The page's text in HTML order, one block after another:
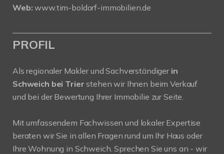
Web:www.tim-boldorf-immobilien.de
PROFIL
Als regionaler Makler und Sachverständigerin
Schweich bei Trierstehen wir Ihnen beim Verkauf
und bei der Bewertung Ihrer Immobilie zur Seite.
Mit umfassendem Fachwissen und lokaler Expertise
beraten wir Sie in allen Fragen rund um Ihr Haus oder
Ihre Wohnung in Schweich. Sprechen Sie uns an - wir